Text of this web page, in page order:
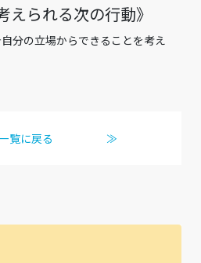
えられる次の行動》
分の立場からできることを考え
覧に戻る ≫